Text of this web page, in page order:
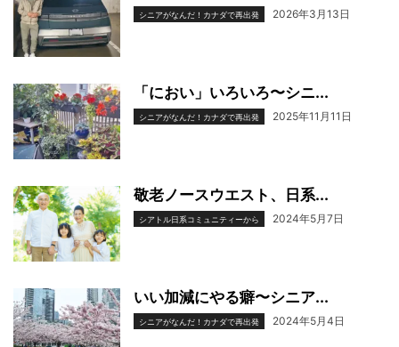
シニアがなんだ！カナダで再出発 2026年3月13日
「におい」いろいろ〜シニ...
シニアがなんだ！カナダで再出発 2025年11月11日
敬老ノースウエスト、日系...
シアトル日系コミュニティーから 2024年5月7日
いい加減にやる癖〜シニア...
シニアがなんだ！カナダで再出発 2024年5月4日